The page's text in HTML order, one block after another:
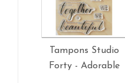
Tampons Studio
Forty - Adorable